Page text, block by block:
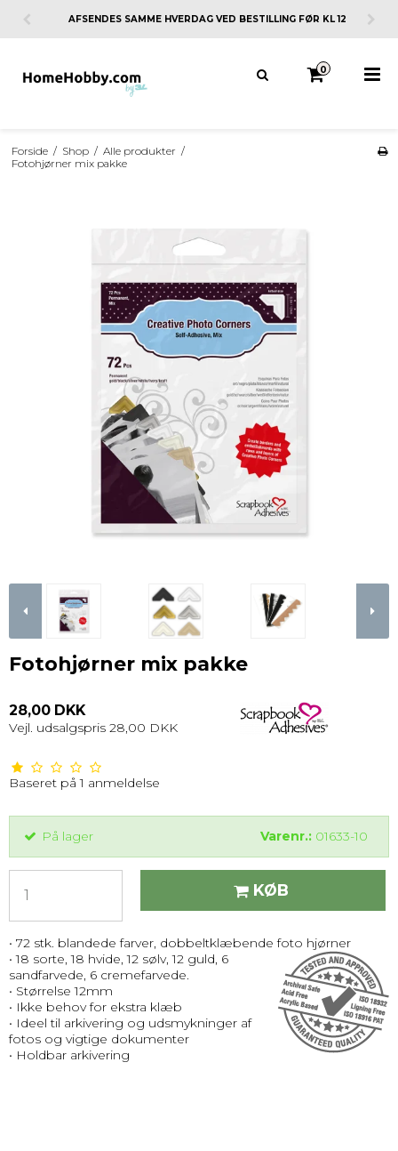
FØR KL 12 30 DAGES FORTRYDELSESRET
0
Forside / Shop / Alle produkter /
Fotohjørner mix pakke
Fotohjørner mix pakke
28,00 DKK
Vejl. udsalgspris 28,00 DKK
Baseret på 1 anmeldelse
På lager Varenr.: 01633-10
KØB
• 72 stk. blandede farver, dobbeltklæbende foto hjørner
• 18 sorte, 18 hvide, 12 sølv, 12 guld, 6
sandfarvede, 6 cremefarvede.
• Størrelse 12mm
• Ikke behov for ekstra klæb
• Ideel til arkivering og udsmykninger af
fotos og vigtige dokumenter
• Holdbar arkivering